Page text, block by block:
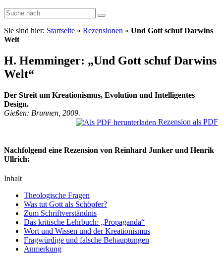
Sie sind hier: Startseite » Rezensionen » Und Gott schuf Darwins
Welt
H. Hemminger: „Und Gott schuf Darwins
Welt“
Der Streit um Kreationismus, Evolution und Intelligentes
Design.
Gießen: Brunnen, 2009.
Rezension als PDF
Nachfolgend eine Rezension von Reinhard Junker und Henrik
Ullrich:
Inhalt
Theologische Fragen
Was tut Gott als Schöpfer?
Zum Schriftverständnis
Das kritische Lehrbuch: „Propaganda“
Wort und Wissen und der Kreationismus
Fragwürdige und falsche Behauptungen
Anmerkung